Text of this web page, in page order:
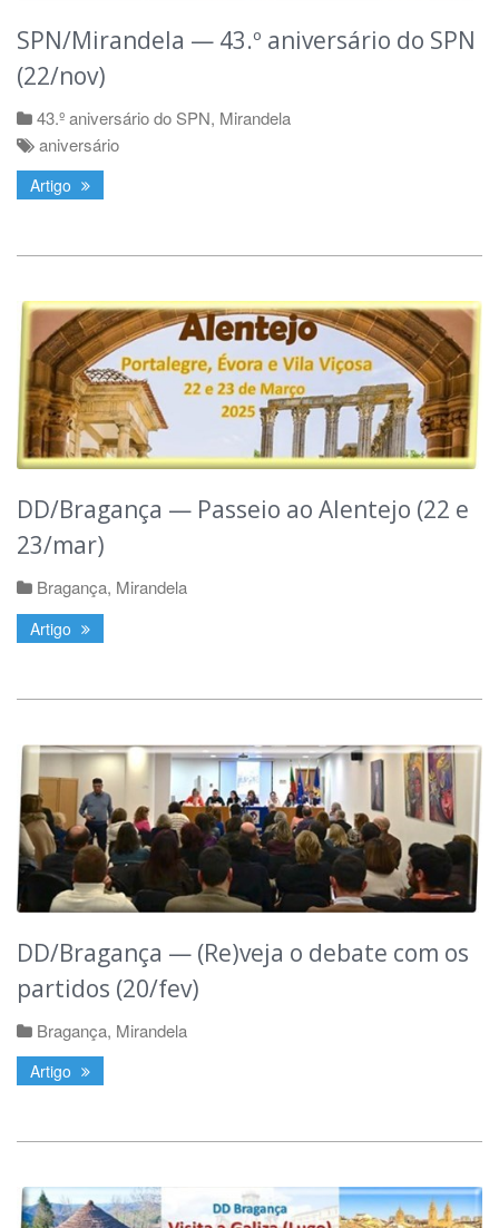
SPN/Mirandela — 43.º aniversário do SPN
(22/nov)
43.º aniversário do SPN, Mirandela
aniversário
Artigo
DD/Bragança — Passeio ao Alentejo (22 e
23/mar)
Bragança, Mirandela
Artigo
DD/Bragança — (Re)veja o debate com os
partidos (20/fev)
Bragança, Mirandela
Artigo